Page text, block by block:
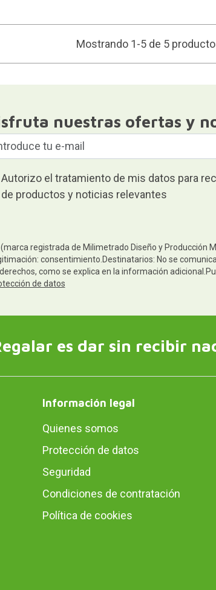
Mostrando 1-5 de 5
nuestras ofertas y
Autorizo el tratamiento de mis datos para
de productos y noticias relevantes
registrada de Milimetrado Diseño y Producción
consentimiento.Destinatarios: No se
como se explica en la información
de datos
es dar sin recibir
Información legal
Quienes somos
Protección de datos
Seguridad
Condiciones de contratación
Política de cookies